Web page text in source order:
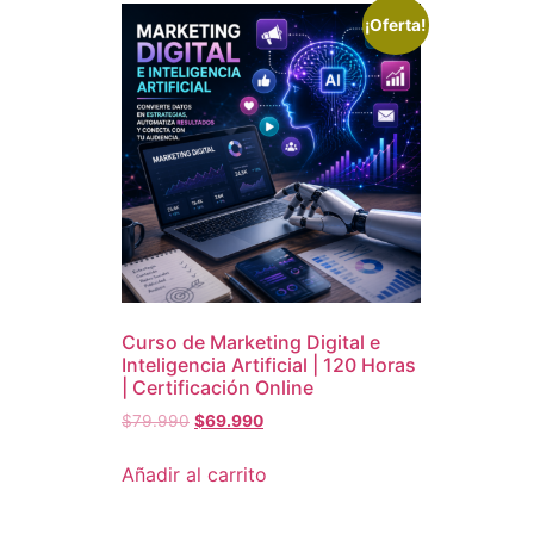
¡Oferta!
Curso de Marketing Digital e
Inteligencia Artificial | 120 Horas
| Certificación Online
$79.990 $69.990
Añadir al carrito